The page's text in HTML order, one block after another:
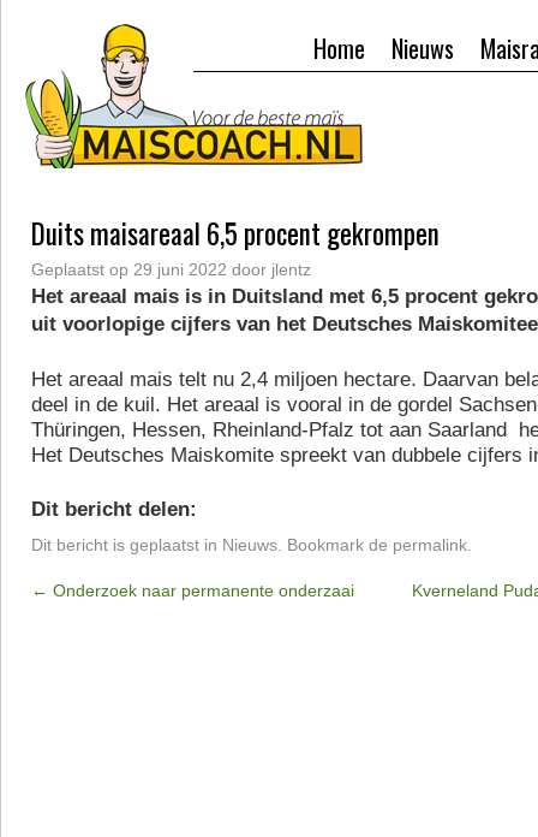
Nieuws
Home
Duits maisareaal 6,5 procent gekrompen
Geplaatst op 29 juni 2022 door jlentz
Het areaal mais is in Duitsland met 6,5 procent
uit voorlopige cijfers van het Deutsches
Het areaal mais telt nu 2,4 miljoen hectare. Daarvan
deel in de kuil. Het areaal is vooral in de gordel
Thüringen, Hessen, Rheinland-Pfalz tot aan Saarland
Het Deutsches Maiskomite spreekt van dubbele cijfers
Dit bericht delen:
Dit bericht is geplaatst in Nieuws . Bookmark de permalink
← Onderzoek naar permanente onderzaai Kverneland